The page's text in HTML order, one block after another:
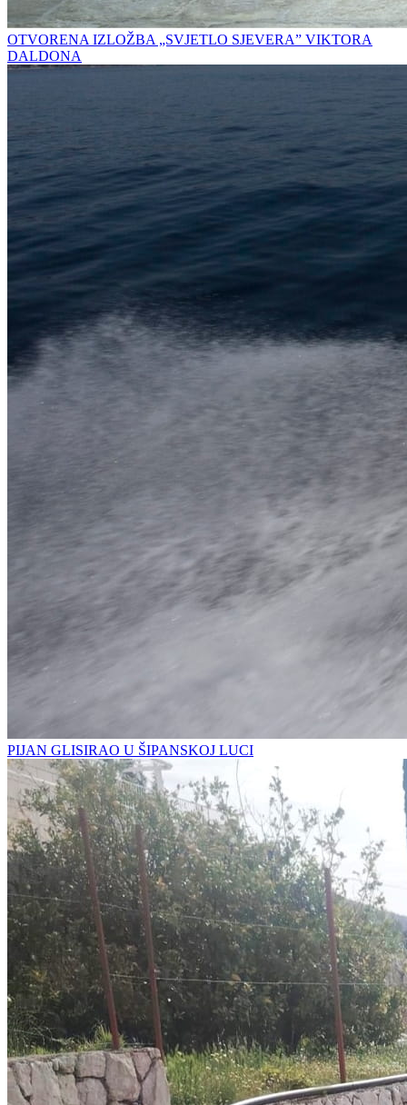
OTVORENA IZLOŽBA „SVJETLO SJEVERA” VIKTORA
DALDONA
PIJAN GLISIRAO U ŠIPANSKOJ LUCI